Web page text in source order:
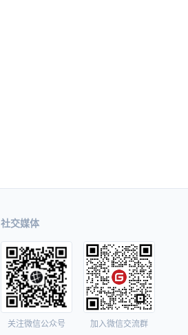
社交媒体
关注微信公众号 加入微信交流群